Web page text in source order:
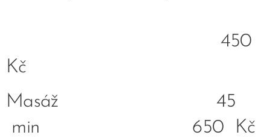
450
Kč
Masáž 45
min 650 Kč